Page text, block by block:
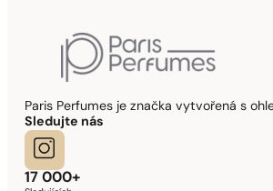
Paris Perfumes je značka vytvořená s
Sledujte nás
17 000+